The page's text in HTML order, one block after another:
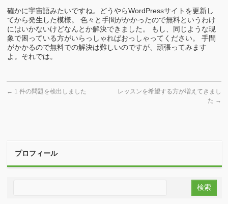
確かに宇宙語みたいですね。どうやらWordPressサイトを更新し
てから発生した模様。 色々と手間がかかったので無料というわけ
にはいかないけどなんとか解決できました。 もし、同じような現
象で困っている方がいらっしゃればおっしゃってください。 手間
がかかるので無料での解決は難しいのですが、頑張ってみます
よ。それでは。
← 1 件の問題を検出しました
レッスンを希望する方が増えてきまし
た →
プロフィール